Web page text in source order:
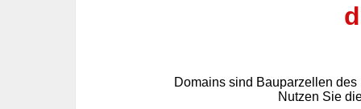
Domains sind Bauparzellen
Nutzen Sie